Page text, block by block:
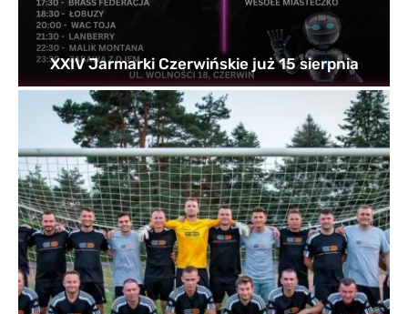
XXIV Jarmarki Czerwińskie już 15 sierpnia